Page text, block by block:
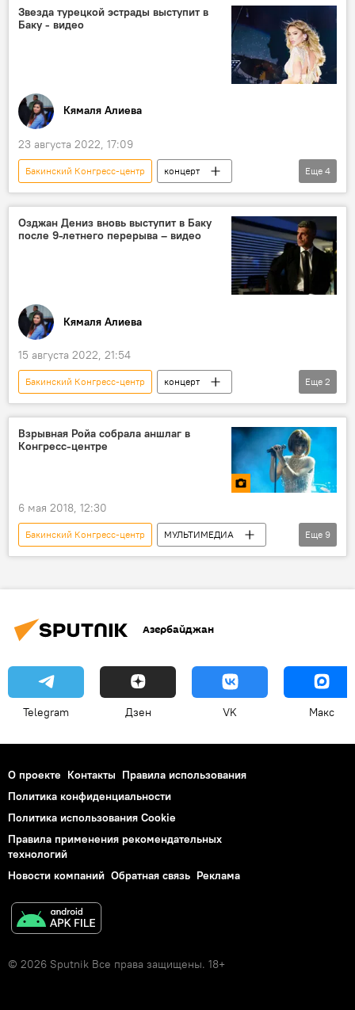
Лаура Перголицци
Звезда турецкой эстрады выступит в
Баку - видео
Кямаля Алиева
23 августа 2022, 17:09
Бакинский Конгресс-центр
концерт
певица
Хиты
Турция
Азербайджан
Еще 4
Озджан Дениз вновь выступит в Баку
после 9-летнего перерыва – видео
Кямаля Алиева
15 августа 2022, 21:54
Бакинский Конгресс-центр
концерт
Турция
Певец
Еще 2
Взрывная Ройа собрала аншлаг в
Конгресс-центре
6 мая 2018, 12:30
Бакинский Конгресс-центр
МУЛЬТИМЕДИА
Культура
ЖИЗНЬ
Азербайджан
Певица Ройа Айхан
Еще 9
Азербайджан
Telegram Дзен VK Макс
О проекте Контакты Правила использования
Политика конфиденциальности
Политика использования Cookie
Правила применения рекомендательных
технологий
Новости компаний Обратная связь Реклама
© 2026 Sputnik Все права защищены. 18+